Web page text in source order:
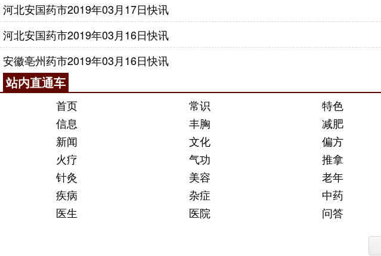
河北安国药市2019年03月17日快讯
河北安国药市2019年03月16日快讯
安徽亳州药市2019年03月16日快讯
站内直通车
首页 常识 特色
信息
丰胸 减肥
新闻
文化 偏方
火疗
气功 推拿
针灸
美容 老年
疾病
杂症 中药
医生
医院 问答